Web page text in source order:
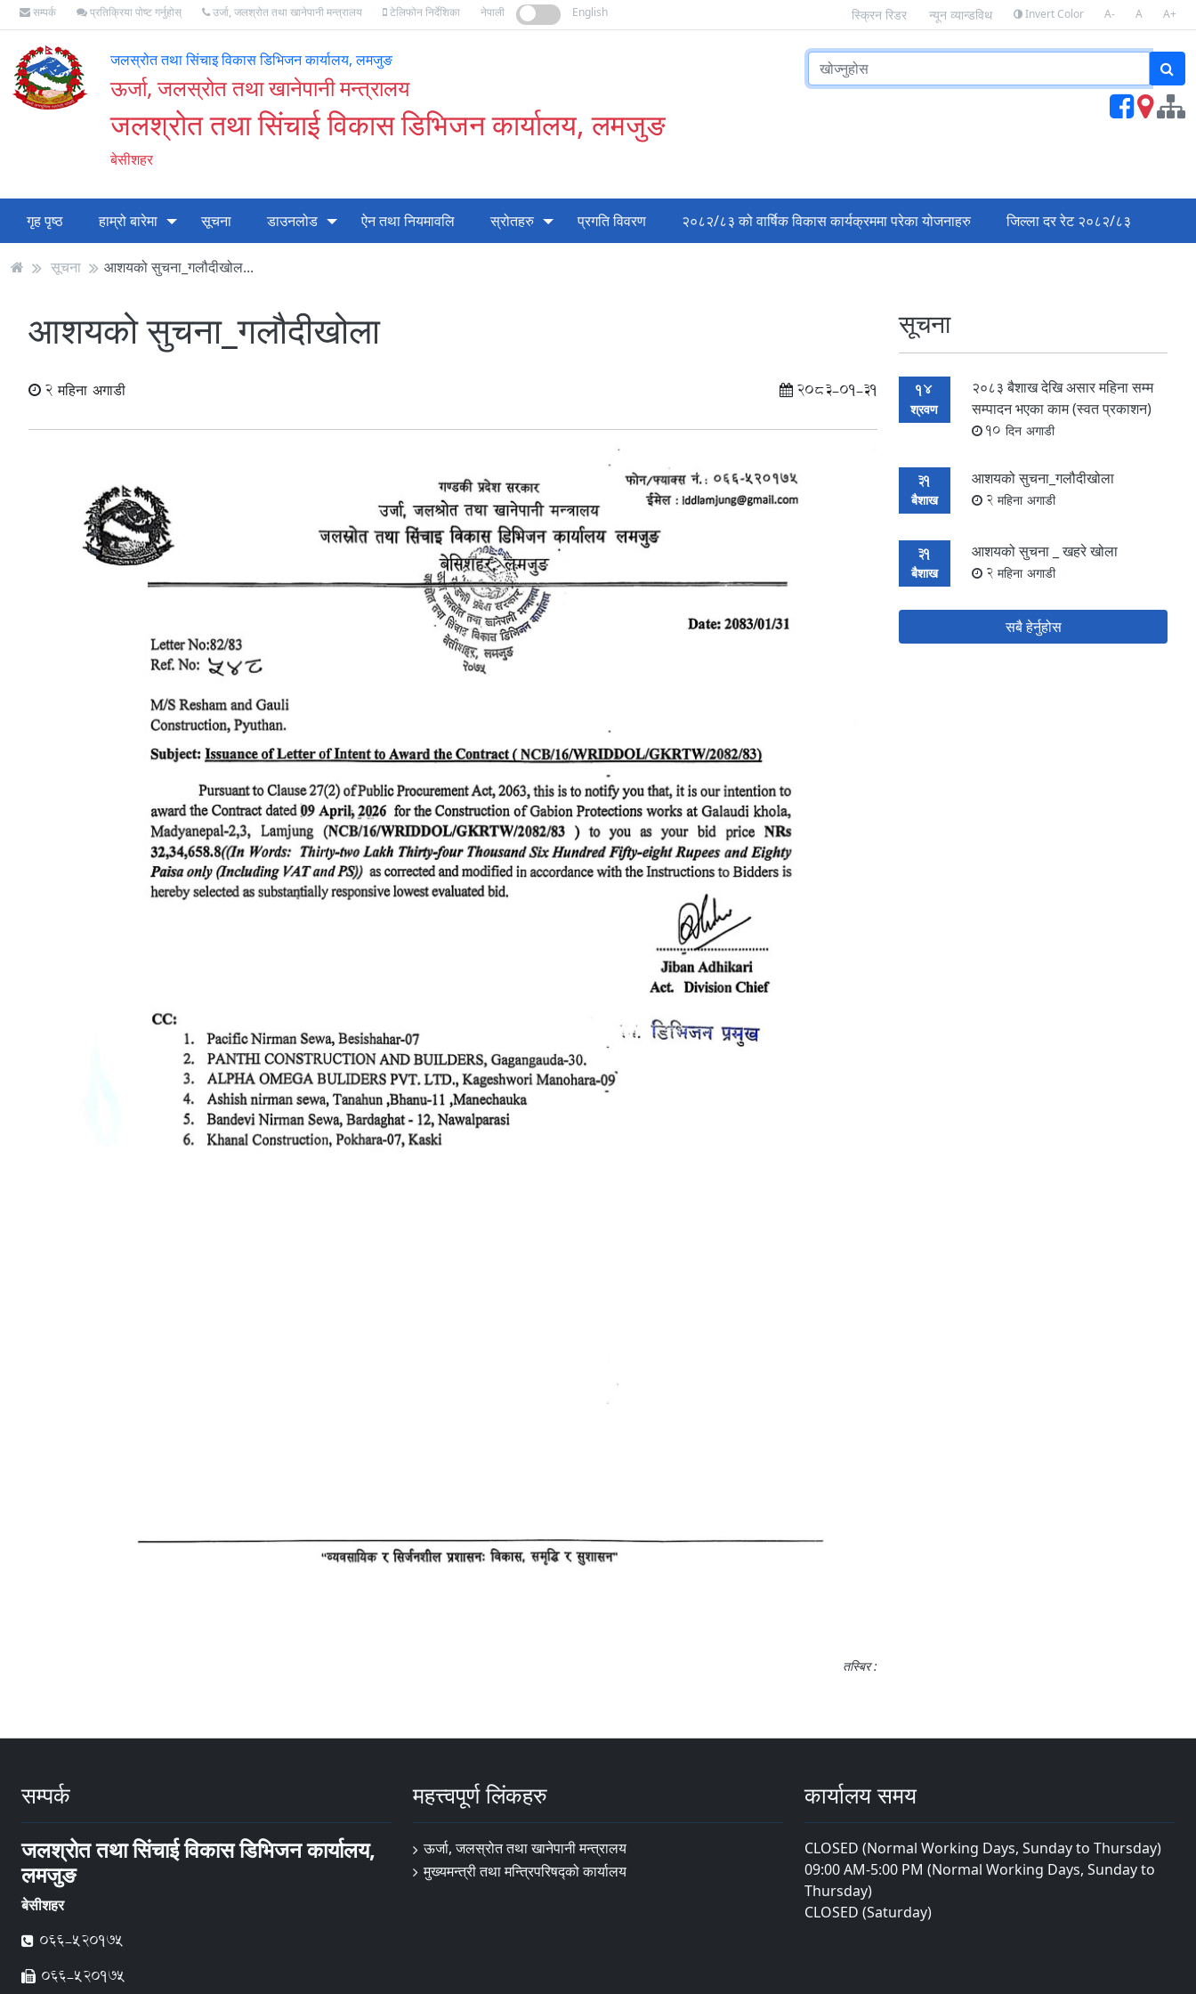
सम्पर्क प्रतिक्रिया पोष्ट गर्नुहोस् उर्जा, जलश्रोत तथा खानेपानी मन्त्रालय टेलिफोन निर्देशिका नेपाली English स्क्रिन रिडर न्यून व्यान्डविथ Invert Color A- A A+
जलस्रोत तथा सिंचाइ विकास डिभिजन कार्यालय, लमजुङ
ऊर्जा, जलस्रोत तथा खानेपानी मन्त्रालय
जलश्रोत तथा सिंचाई विकास डिभिजन कार्यालय, लमजुङ
बेसीशहर
गृह पृष्ठ हाम्रो बारेमा सूचना डाउनलोड ऐन तथा नियमावलि स्रोतहरु प्रगति विवरण २०८२/८३ को वार्षिक विकास कार्यक्रममा परेका योजनाहरु जिल्ला दर रेट २०८२/८३
सूचना आशयको सुचना_गलौदीखोल...
आशयको सुचना_गलौदीखोला
2 महिना अगाडी 2083-01-31
तस्बिर :
सूचना
14
श्रवण
२०८३ बैशाख देखि असार महिना सम्म
सम्पादन भएका काम (स्वत प्रकाशन)
10 दिन अगाडी
31
बैशाख
आशयको सुचना_गलौदीखोला
2 महिना अगाडी
31
बैशाख
आशयको सुचना _ खहरे खोला
2 महिना अगाडी
सबै हेर्नुहोस
सम्पर्क
जलश्रोत तथा सिंचाई विकास डिभिजन कार्यालय,
लमजुङ
बेसीशहर
066-520175
066-520175
महत्त्वपूर्ण लिंकहरु
ऊर्जा, जलस्रोत तथा खानेपानी मन्त्रालय
मुख्यमन्त्री तथा मन्त्रिपरिषद्को कार्यालय
कार्यालय समय
CLOSED (Normal Working Days, Sunday to Thursday)
09:00 AM-5:00 PM (Normal Working Days, Sunday to
Thursday)
CLOSED (Saturday)